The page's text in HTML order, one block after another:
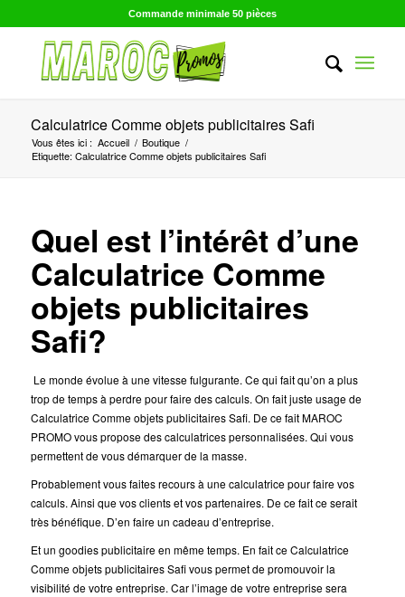
Commande minimale 50 pièces
Calculatrice Comme objets publicitaires Safi
Vous êtes ici : Accueil / Boutique /
Etiquette: Calculatrice Comme objets publicitaires Safi
Quel est l’intérêt d’une
Calculatrice Comme
objets publicitaires
Safi?
Le monde évolue à une vitesse fulgurante. Ce qui fait qu’on a plus
trop de temps à perdre pour faire des calculs. On fait juste usage de
Calculatrice Comme objets publicitaires Safi. De ce fait MAROC
PROMO vous propose des calculatrices personnalisées. Qui vous
permettent de vous démarquer de la masse.
Probablement vous faites recours à une calculatrice pour faire vos
calculs. Ainsi que vos clients et vos partenaires. De ce fait ce serait
très bénéfique. D’en faire un cadeau d’entreprise.
Et un goodies publicitaire en même temps. En fait ce Calculatrice
Comme objets publicitaires Safi vous permet de promouvoir la
visibilité de votre entreprise. Car l’image de votre entreprise sera